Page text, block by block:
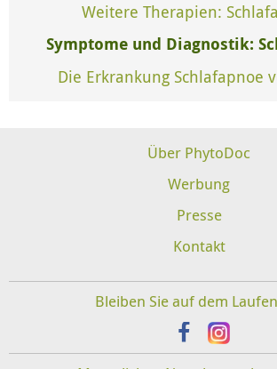
Weitere Therapien:
Symptome und Diagnostik:
Die Erkrankung Schlafapnoe
Über PhytoDoc
Werbung
Presse
Kontakt
Bleiben Sie auf dem